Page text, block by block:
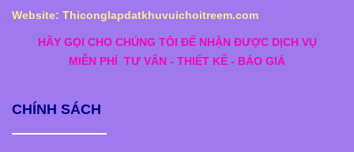
Website: Thiconglapdatkhuvuichoitreem.com
HÃY GỌI CHO CHÚNG TÔI ĐỂ NHẬN ĐƯỢC DỊCH VỤ
MIỄN PHÍ TƯ VẤN - THIẾT KẾ - BÁO GIÁ
CHÍNH SÁCH